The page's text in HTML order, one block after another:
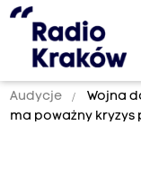
Audycje
Wojna
ma poważny kryzys